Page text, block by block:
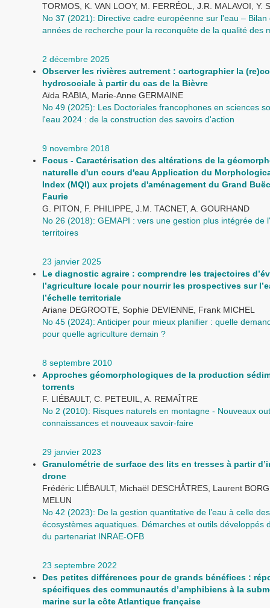
TORMOS, K. VAN LOOY, M. FERRÉOL, J.R. MALAVOI, Y.
No 37 (2021): Directive cadre européenne sur l'eau – Bilan
années de recherche pour la reconquête de la qualité des
2 décembre 2025
Observer les rivières autrement : cartographier la
hydrosociale à partir du cas de la Bièvre
Aïda RABIA, Marie-Anne GERMAINE
No 49 (2025): Les Doctoriales francophones en sciences
l'eau 2024 : de la construction des savoirs d'action
9 novembre 2018
Focus - Caractérisation des altérations de la
naturelle d'un cours d'eau Application du
Index (MQI) aux projets d'aménagement du Grand
Faurie
G. PITON, F. PHILIPPE, J.M. TACNET, A. GOURHAND
No 26 (2018): GEMAPI : vers une gestion plus intégrée de
territoires
23 janvier 2025
Le diagnostic agraire : comprendre les trajectoires
l’agriculture locale pour nourrir les prospectives sur
l’échelle territoriale
Ariane DEGROOTE, Sophie DEVIENNE, Frank MICHEL
No 45 (2024): Anticiper pour mieux planifier : quelle
pour quelle agriculture demain ?
8 septembre 2010
Approches géomorphologiques de la production
torrents
F. LIÉBAULT, C. PETEUIL, A. REMAÎTRE
No 2 (2010): Risques naturels en montagne - Nouveaux
connaissances et nouveaux savoir-faire
29 janvier 2023
Granulométrie de surface des lits en tresses à partir
drone
Frédéric LIÉBAULT, Michaël DESCHÂTRES, Laurent
MELUN
No 42 (2023): De la gestion quantitative de l’eau à celle des
écosystèmes aquatiques. Démarches et outils développés
du partenariat INRAE-OFB
23 septembre 2022
Des petites différences pour de grands bénéfices :
spécifiques des communautés d’amphibiens à la
marine sur la côte Atlantique française